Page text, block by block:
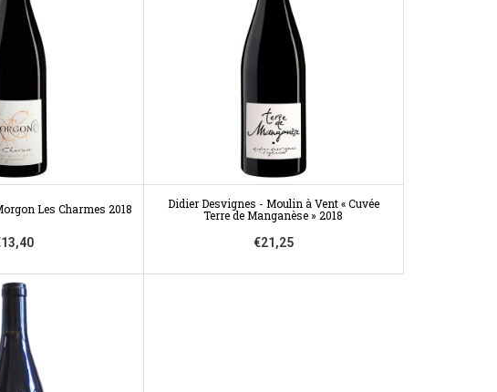
Les Charmes 2018
Didier Desvignes - Moulin à Vent « Cuvée
Terre de Manganèse » 2018
€21,25